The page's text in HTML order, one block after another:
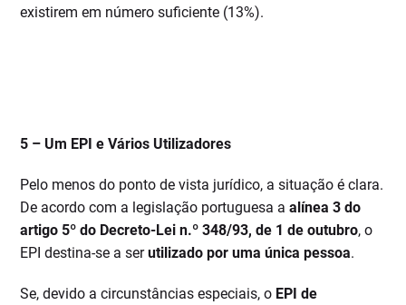
existirem em número suficiente (13%).
5 – Um EPI e Vários Utilizadores
Pelo menos do ponto de vista jurídico, a situação é clara.
De acordo com a legislação portuguesa a alínea 3 do
artigo 5º do Decreto-Lei n.º 348/93, de 1 de outubro, o
EPI destina-se a serutilizado por uma única pessoa.
Se, devido a circunstâncias especiais, o EPI de